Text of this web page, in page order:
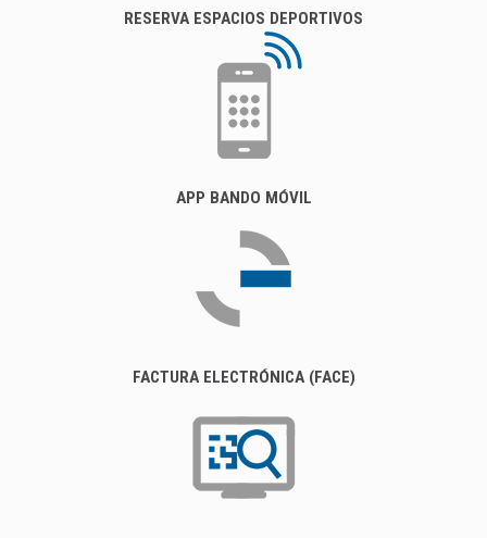
RESERVA ESPACIOS DEPORTIVOS
APP BANDO MÓVIL
FACTURA ELECTRÓNICA (FACE)